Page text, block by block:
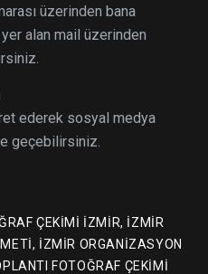
üzerinden bana
alan mail üzerinden
ederek sosyal medya
geçebilirsiniz.
ÇEKIMI İZMIR, İZMIR
, İZMIR ORGANIZASYON
FOTOĞRAF ÇEKIMI